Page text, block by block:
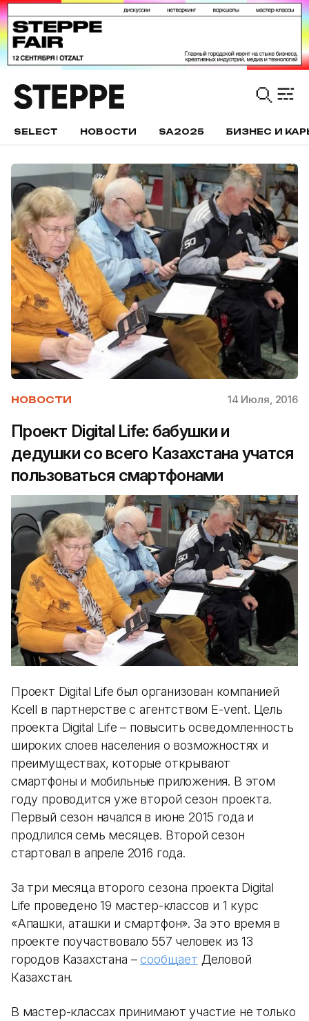
SELECT НОВОСТИ SA2025 БИЗНЕС И
НОВОСТИ 14 Июля, 2016
Проект Digital Life: бабушки и
дедушки со всего Казахстана учатся
пользоваться смартфонами
Проект Digital Life был организован компанией
Kcell в партнерстве с агентством E-vent. Цель
проекта Digital Life – повысить осведомленность
широких слоев населения о возможностях и
преимуществах, которые открывают
смартфоны и мобильные приложения. В этом
году проводится уже второй сезон проекта.
Первый сезон начался в июне 2015 года и
продлился семь месяцев. Второй сезон
стартовал в апреле 2016 года.
За три месяца второго сезона проекта Digital
Life проведено 19 мастер-классов и 1 курс
«Апашки, аташки и смартфон». За это время в
проекте поучаствовало 557 человек из 13
городов Казахстана –сообщает Деловой
Казахстан.
В мастер-классах принимают участие не только